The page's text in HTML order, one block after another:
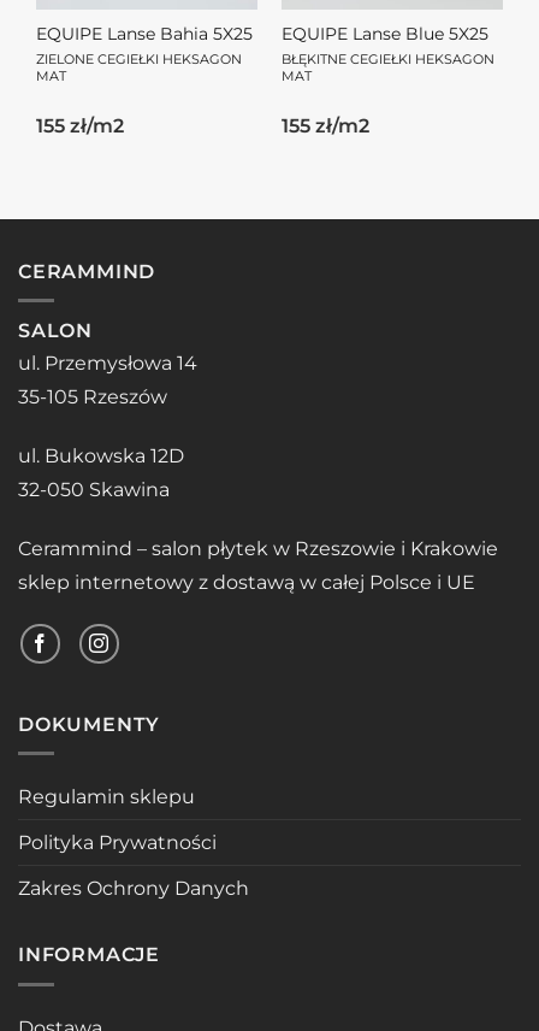
EQUIPE Lanse Bahia 5X25
ZIELONE CEGIEŁKI HEKSAGON
MAT
155 zł/m2
EQUIPE Lanse Blue 5X25
BŁĘKITNE CEGIEŁKI HEKSAGON
MAT
155 zł/m2
CERAMMIND
SALON
ul. Przemysłowa 14
35-105 Rzeszów
ul. Bukowska 12D
32-050 Skawina
Cerammind – salon płytek w Rzeszowie i Krakowie
sklep internetowy z dostawą w całej Polsce i UE
DOKUMENTY
Regulamin sklepu
Polityka Prywatności
Zakres Ochrony Danych
INFORMACJE